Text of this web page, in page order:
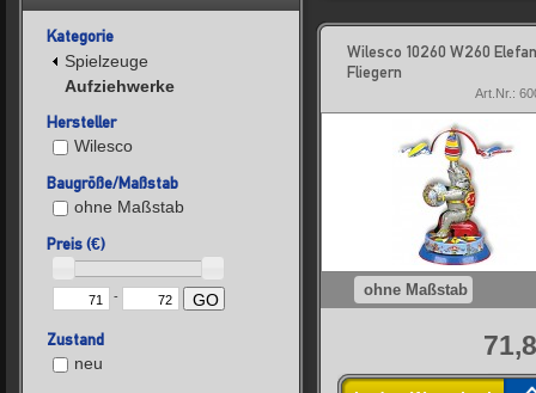
Kategorie
Spielzeuge
Aufziehwerke
Hersteller
Wilesco
Baugröße/Maßstab
ohne Maßstab
Preis (€)
- GO
Zustand
neu
Wilesco 10260 W260
Fliegern
Art.Nr.:
ohne Maßstab